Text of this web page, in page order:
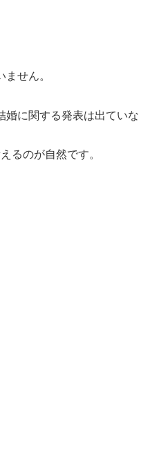
せん。
婚に関する発表は出ていな
るのが自然です。